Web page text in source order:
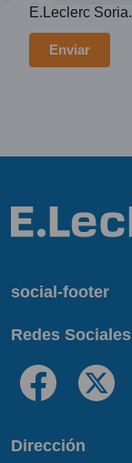
E.Leclerc Soria.
social-footer
Redes Sociales
Dirección